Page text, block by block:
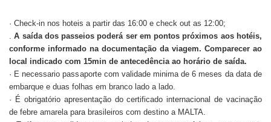
· Check-in nos hoteis a partir das 16:00 e check out as 12:00;
.A saída dos passeios poderá ser em pontos próximos aos hotéis,
conforme informado na documentação da viagem. Comparecer ao
local indicado com 15min de antecedência ao horário de saída.
· E necessario passaporte com validade minima de 6 meses da data de
embarque e duas folhas em branco lado a lado.
· É obrigatório apresentação do certificado internacional de vacinação
de febre amarela para brasileiros com destino a MALTA.